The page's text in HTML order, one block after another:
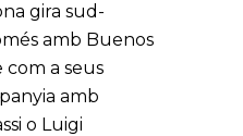
gira sud-
amb Buenos
com a seus
amb
o Luigi